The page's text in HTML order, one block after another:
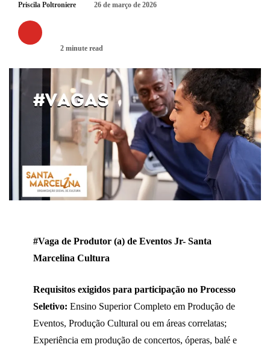
Priscila Poltroniere 26 de março de 2026
2 minute read
#Vaga de Produtor (a) de Eventos Jr- Santa
Marcelina Cultura
Requisitos exigidos para participação no Processo
Seletivo: Ensino Superior Completo em Produção de
Eventos, Produção Cultural ou em áreas correlatas;
Experiência em produção de concertos, óperas, balé e